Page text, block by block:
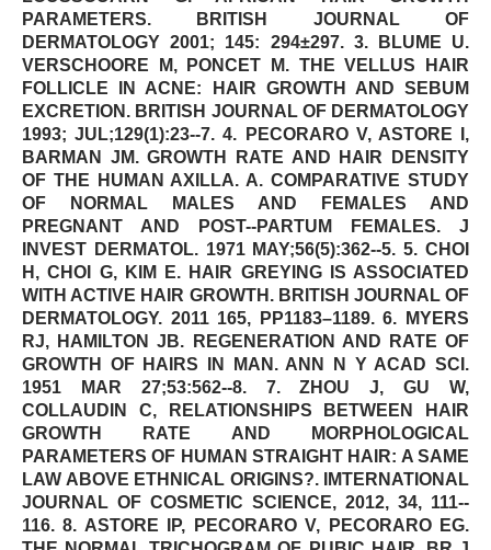
PARAMETERS. BRITISH JOURNAL OF
DERMATOLOGY 2001; 145: 294±297. 3. BLUME U.
VERSCHOORE M, PONCET M. THE VELLUS HAIR
FOLLICLE IN ACNE: HAIR GROWTH AND SEBUM
EXCRETION. BRITISH JOURNAL OF DERMATOLOGY
1993; JUL;129(1):23-­‐7. 4. PECORARO V, ASTORE I,
BARMAN JM. GROWTH RATE AND HAIR DENSITY
OF THE HUMAN AXILLA. A. COMPARATIVE STUDY
OF NORMAL MALES AND FEMALES AND
PREGNANT AND POST-­‐PARTUM FEMALES. J
INVEST DERMATOL. 1971 MAY;56(5):362-­‐5. 5. CHOI
H, CHOI G, KIM E. HAIR GREYING IS ASSOCIATED
WITH ACTIVE HAIR GROWTH. BRITISH JOURNAL OF
DERMATOLOGY. 2011 165, PP1183–1189. 6. MYERS
RJ, HAMILTON JB. REGENERATION AND RATE OF
GROWTH OF HAIRS IN MAN. ANN N Y ACAD SCI.
1951 MAR 27;53:562-­‐8. 7. ZHOU J, GU W,
COLLAUDIN C, RELATIONSHIPS BETWEEN HAIR
GROWTH RATE AND MORPHOLOGICAL
PARAMETERS OF HUMAN STRAIGHT HAIR: A SAME
LAW ABOVE ETHNICAL ORIGINS?. IMTERNATIONAL
JOURNAL OF COSMETIC SCIENCE, 2012, 34, 111-­‐
116. 8. ASTORE IP, PECORARO V, PECORARO EG.